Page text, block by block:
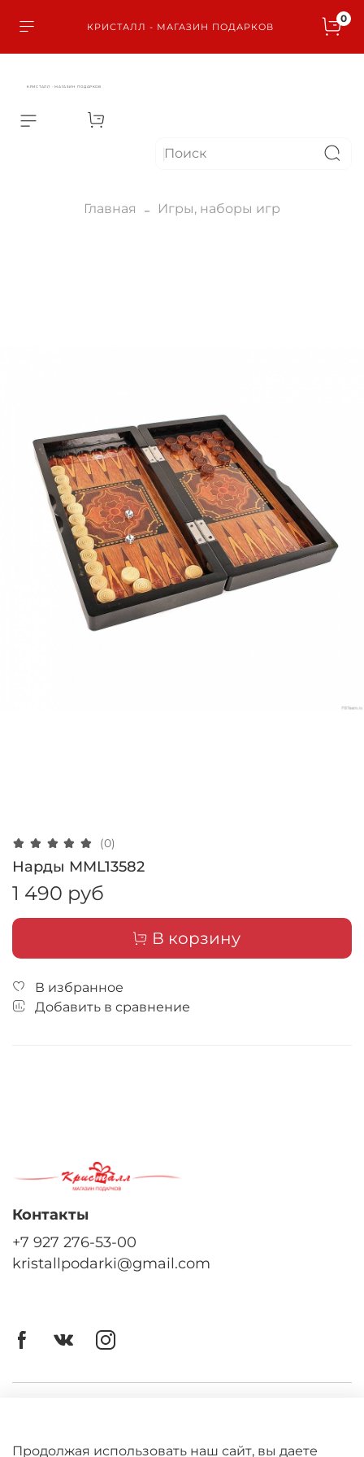
КРИСТАЛЛ - МАГАЗИН ПОДАРКОВ
0
КРИСТАЛЛ - МАГАЗИН ПОДАРКОВ
Главная Игры, наборы игр
(0)
Нарды MML13582
1 490 руб
В корзину
В избранное
Добавить в сравнение
Контакты
+7 927 276-53-00
kristallpodarki@gmail.com
Продолжая использовать наш сайт, вы даете